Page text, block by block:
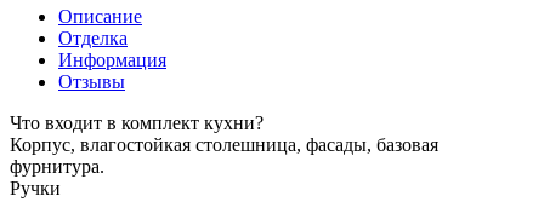
Описание
Отделка
Информация
Отзывы
Что входит в комплект кухни?
Корпус, влагостойкая столешница, фасады, базовая
фурнитура.
Ручки